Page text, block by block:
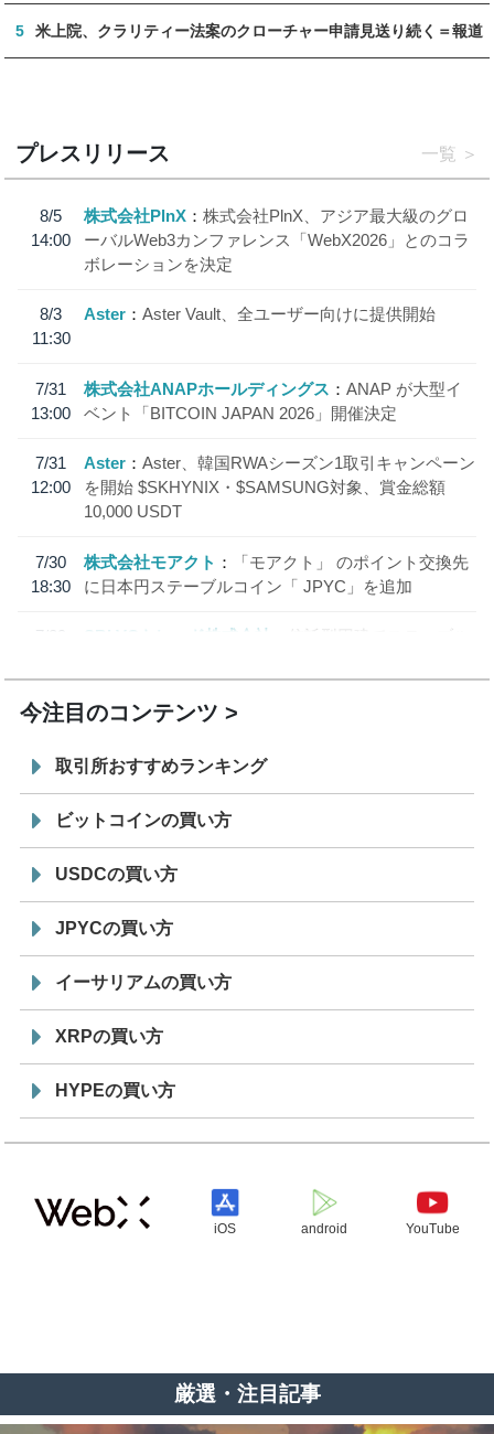
5 米上院、クラリティー法案のクローチャー申請見送り続く＝報道
プレスリリース 一覧
8/5
14:00
株式会社PlnX
株式会社PlnX、アジア最大級のグロ
ーバルWeb3カンファレンス「WebX2026」とのコラ
ボレーションを決定
8/3
11:30
Aster Aster Vault、全ユーザー向けに提供開始
7/31
13:00
株式会社ANAPホールディングス
ANAP が大型イ
ベント「BITCOIN JAPAN 2026」開催決定
7/31
12:00
Aster
Aster、韓国RWAシーズン1取引キャンペーン
を開始 $SKHYNIX・$SAMSUNG対象、賞金総額
10,000 USDT
7/30
18:30
株式会社モアクト
「モアクト」 のポイント交換先
に日本円ステーブルコイン「 JPYC」を追加
7/29
SBI VCトレード株式会社
信託型円建てステーブル
今注目のコンテンツ
取引所おすすめランキング
ビットコインの買い方
USDCの買い方
JPYCの買い方
イーサリアムの買い方
XRPの買い方
HYPEの買い方
iOS android YouTube
厳選・注目記事